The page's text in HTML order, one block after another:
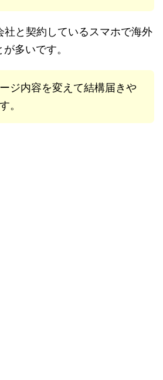
社と契約しているスマホで海外
多いです。
ジ内容を変えて結構届きや
。